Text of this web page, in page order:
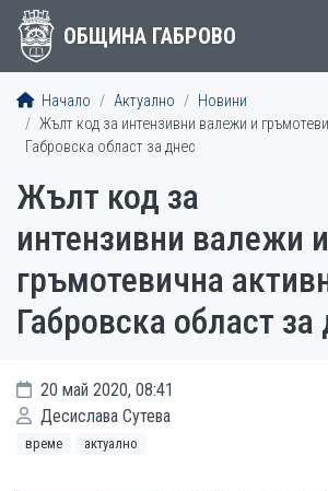
ОБЩИНА ГАБРОВО
Начало Актуално
Новини
Жълт код за интензивни валежи и
Габровска област за днес
Жълт код за
интензивни валежи и
гръмотевична
Габровска област за
20 май 2020, 08:41
Десислава Сутева
време актуално